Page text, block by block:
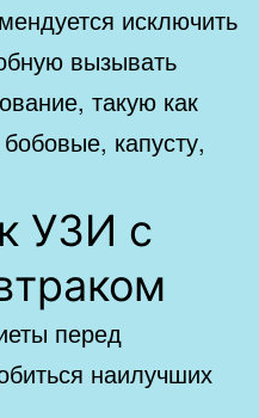
исключить
вызывать
такую как
капусту,
УЗИ с
перед
наилучших